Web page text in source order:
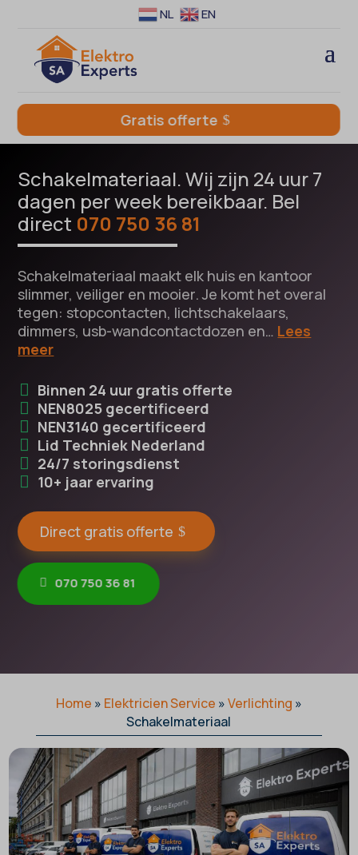
NL EN
Gratis offerte
Schakelmateriaal. Wij zijn 24 uur 7
dagen per week bereikbaar. Bel
direct 070 750 36 81
Schakelmateriaal maakt elk huis en kantoor
slimmer, veiliger en mooier. Je komt het overal
tegen: stopcontacten, lichtschakelaars,
dimmers, usb-wandcontactdozen en… Lees
meer
Binnen 24 uur gratis offerte
NEN8025 gecertificeerd
NEN3140 gecertificeerd
Lid Techniek Nederland
24/7 storingsdienst
10+ jaar ervaring
Direct gratis offerte
070 750 36 81
Home » Elektricien Service »Verlichting »
Schakelmateriaal